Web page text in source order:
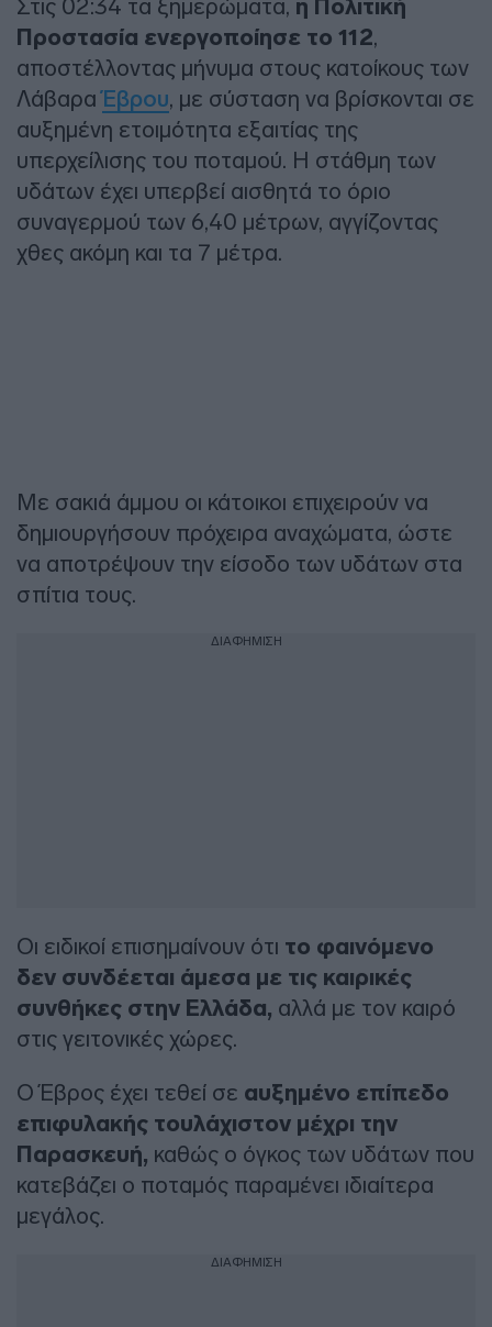
Στις 02:34 τα ξημερώματα, η Πολιτική
Προστασία ενεργοποίησε το 112,
αποστέλλοντας μήνυμα στους κατοίκους των
ΛάβαραΈβρου, με σύσταση να βρίσκονται σε
αυξημένη ετοιμότητα εξαιτίας της
υπερχείλισης του ποταμού. Η στάθμη των
υδάτων έχει υπερβεί αισθητά το όριο
συναγερμού των 6,40 μέτρων, αγγίζοντας
χθες ακόμη και τα 7 μέτρα.
Με σακιά άμμου οι κάτοικοι επιχειρούν να
δημιουργήσουν πρόχειρα αναχώματα, ώστε
να αποτρέψουν την είσοδο των υδάτων στα
σπίτια τους.
ΔΙΑΦΗΜΙΣΗ
Οι ειδικοί επισημαίνουν ότι το φαινόμενο
δεν συνδέεται άμεσα με τις καιρικές
συνθήκες στην Ελλάδα, αλλά με τον καιρό
στις γειτονικές χώρες.
Ο Έβρος έχει τεθεί σε αυξημένο επίπεδο
επιφυλακής τουλάχιστον μέχρι την
Παρασκευή, καθώς ο όγκος των υδάτων που
κατεβάζει ο ποταμός παραμένει ιδιαίτερα
μεγάλος.
ΔΙΑΦΗΜΙΣΗ